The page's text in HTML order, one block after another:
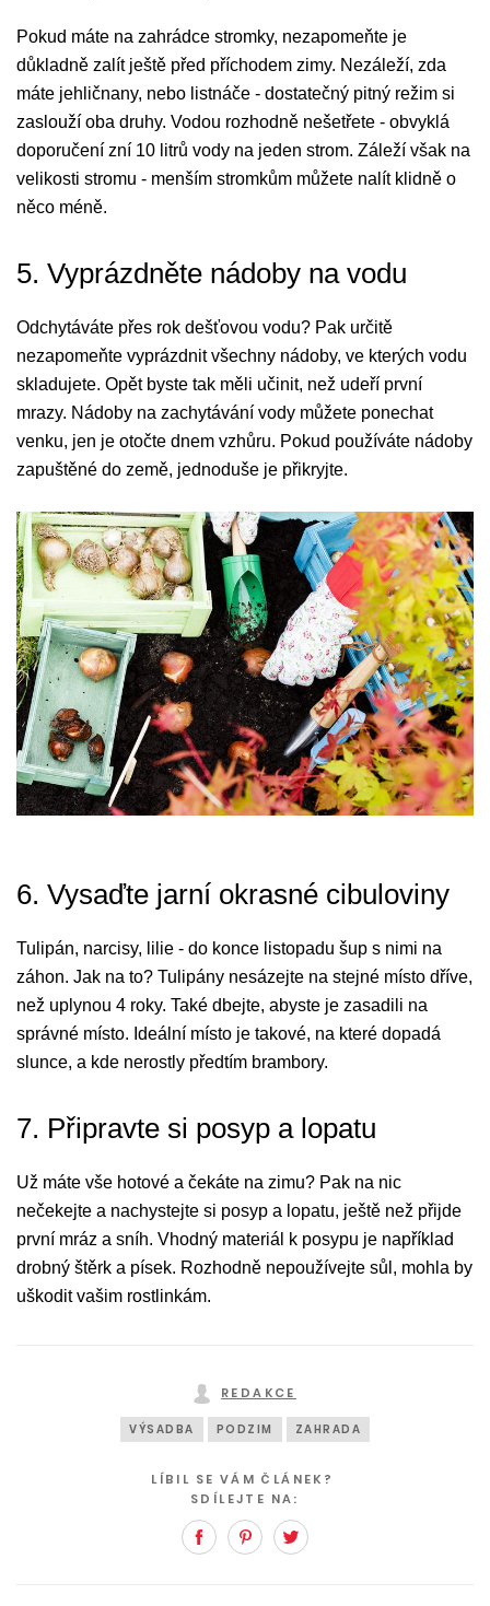
Pokud máte na zahrádce stromky, nezapomeňte je
důkladně zalít ještě před příchodem zimy. Nezáleží, zda
máte jehličnany, nebo listnáče - dostatečný pitný režim si
zaslouží oba druhy. Vodou rozhodně nešetřete - obvyklá
doporučení zní 10 litrů vody na jeden strom. Záleží však na
velikosti stromu - menším stromkům můžete nalít klidně o
něco méně.
5. Vyprázdněte nádoby na vodu
Odchytáváte přes rok dešťovou vodu? Pak určitě
nezapomeňte vyprázdnit všechny nádoby, ve kterých vodu
skladujete. Opět byste tak měli učinit, než udeří první
mrazy. Nádoby na zachytávání vody můžete ponechat
venku, jen je otočte dnem vzhůru. Pokud používáte nádoby
zapuštěné do země, jednoduše je přikryjte.
6. Vysaďte jarní okrasné cibuloviny
Tulipán, narcisy, lilie - do konce listopadu šup s nimi na
záhon. Jak na to? Tulipány nesázejte na stejné místo dříve,
než uplynou 4 roky. Také dbejte, abyste je zasadili na
správné místo. Ideální místo je takové, na které dopadá
slunce, a kde nerostly předtím brambory.
7. Připravte si posyp a lopatu
Už máte vše hotové a čekáte na zimu? Pak na nic
nečekejte a nachystejte si posyp a lopatu, ještě než přijde
první mráz a sníh. Vhodný materiál k posypu je například
drobný štěrk a písek. Rozhodně nepoužívejte sůl, mohla by
uškodit vašim rostlinkám.
REDAKCE
VÝSADBA PODZIM ZAHRADA
LÍBIL SE VÁM ČLÁNEK?
SDÍLEJTE NA:
FacebookPinterest